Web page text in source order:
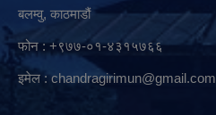
बलम्वु, काठमाडौं
फोन : +९७७-०१-४३१५७६६
इमेल :chandragirimun@gmail.com